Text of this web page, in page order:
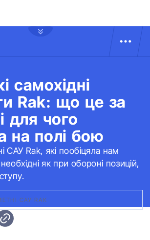
самохідні
Rak: що це за
для чого
на полі бою
САУ Rak, які пообіцяла нам
як при обороні позицій,
САУ RAК